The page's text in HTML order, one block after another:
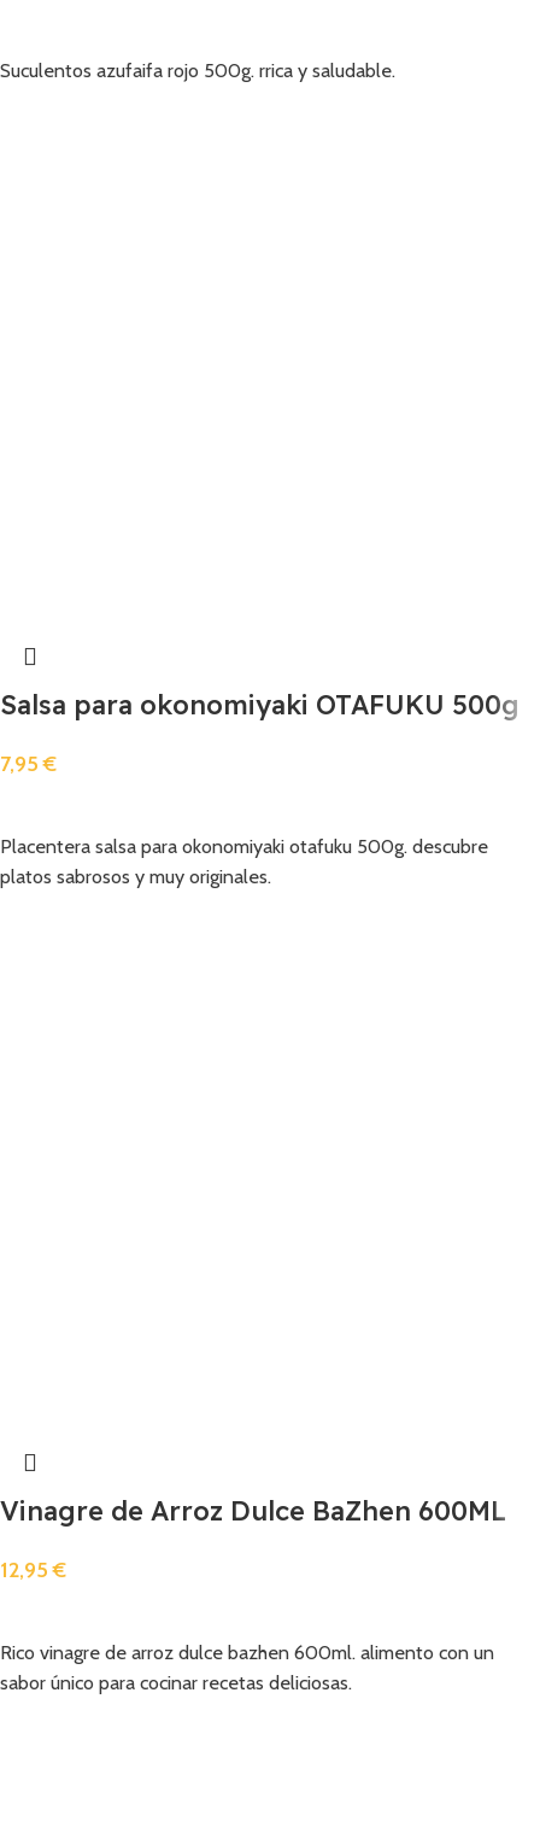
Suculentos azufaifa rojo 500g. rrica y saludable.
Salsa para okonomiyaki OTAFUKU 500g
7,95€
Placentera salsa para okonomiyaki otafuku 500g. descubre
platos sabrosos y muy originales.
Vinagre de Arroz Dulce BaZhen 600ML
12,95€
Rico vinagre de arroz dulce bazhen 600ml. alimento con un
sabor único para cocinar recetas deliciosas.